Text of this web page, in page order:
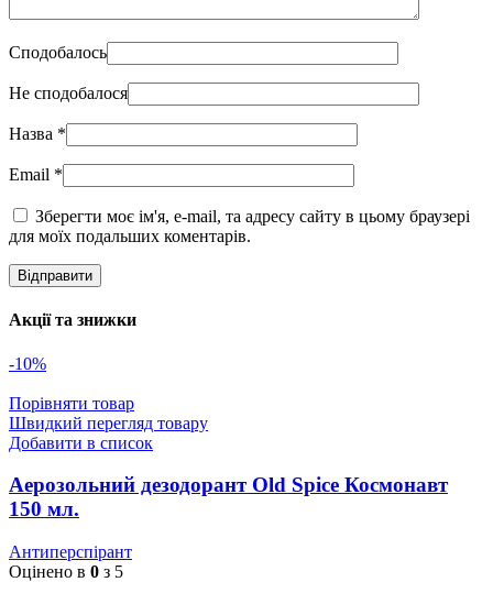
Сподобалось
Не сподобалося
Назва *
Email *
Зберегти моє ім'я, e-mail, та адресу сайту в цьому браузері
для моїх подальших коментарів.
Акції та знижки
-10%
Порівняти товар
Швидкий перегляд товару
Добавити в список
Аерозольний дезодорант Old Spice Космонавт
150 мл.
Антиперспірант
Оцінено в 0 з 5